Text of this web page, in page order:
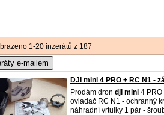
1-20 inzerátů z 187
e-mailem
DJI mini 4 PRO + RC N1 -
Prodám dron dji mini 4 PRO
ovladač RC N1 - ochranný
náhradní vrtulky 1 pár -